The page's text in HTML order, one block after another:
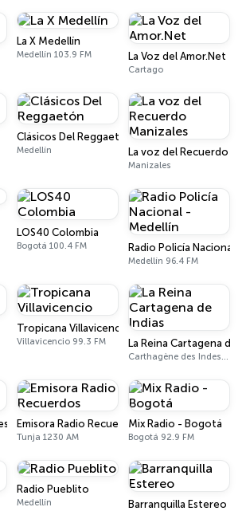
La X Medellín
Medellín 103.9 FM La Voz del Amor.Net
Cartago
Clásicos Del Reggaetón
Medellín La voz del Recuerdo
Manizales
LOS40 Colombia
Bogotá 100.4 FM Radio Policía Nacional
Medellín 96.4 FM
Tropicana Villavicencio
Villavicencio 99.3 FM La Reina Cartagena de
Carthagène des Indes 95.5 FM
Emisora Radio Recuerdos
Tunja 1230 AM
Mix Radio - Bogotá
Bogotá 92.9 FM
Radio Pueblito
Medellín Barranquilla Estereo